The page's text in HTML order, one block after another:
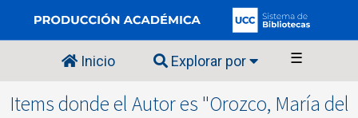
Inicio Explorar por ☰
Items donde el Autor es "Orozco, María del